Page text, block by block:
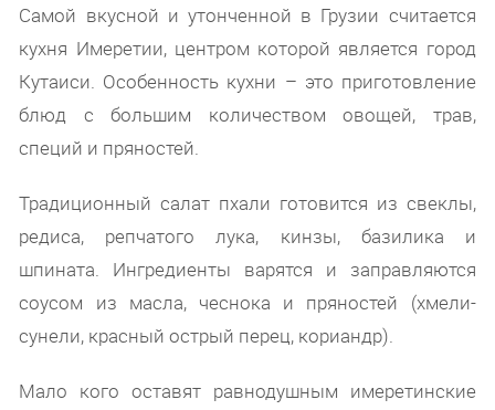
Самой вкусной и утонченной в Грузии считается
кухня Имеретии, центром которой является город
Кутаиси. Особенность кухни – это приготовление
блюд с большим количеством овощей, трав,
специй и пряностей.
Традиционный салат пхали готовится из свеклы,
редиса, репчатого лука, кинзы, базилика и
шпината. Ингредиенты варятся и заправляются
соусом из масла, чеснока и пряностей (хмели-
сунели, красный острый перец, кориандр).
Мало кого оставят равнодушным имеретинские